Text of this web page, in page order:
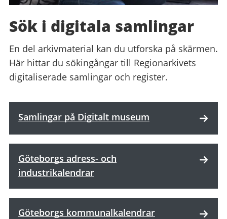
Sök i digitala samlingar
En del arkivmaterial kan du utforska på skärmen.
Här hittar du sökingångar till Regionarkivets
digitaliserade samlingar och register.
Samlingar på Digitalt museum
Göteborgs adress- och
industrikalendrar
Göteborgs kommunalkalendrar